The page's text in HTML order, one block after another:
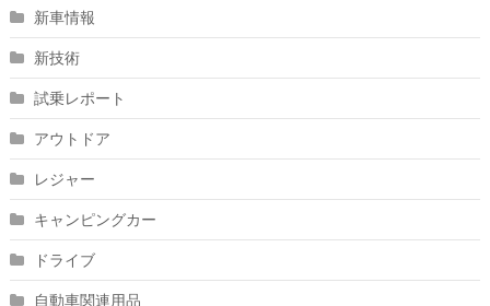
新車情報
新技術
試乗レポート
アウトドア
レジャー
キャンピングカー
ドライブ
自動車関連用品